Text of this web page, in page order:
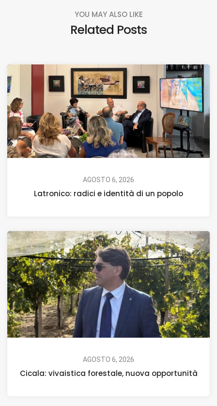
YOU MAY ALSO LIKE
Related Posts
AGOSTO 6, 2026
Latronico: radici e identità di un popolo
AGOSTO 6, 2026
Cicala: vivaistica forestale, nuova opportunità